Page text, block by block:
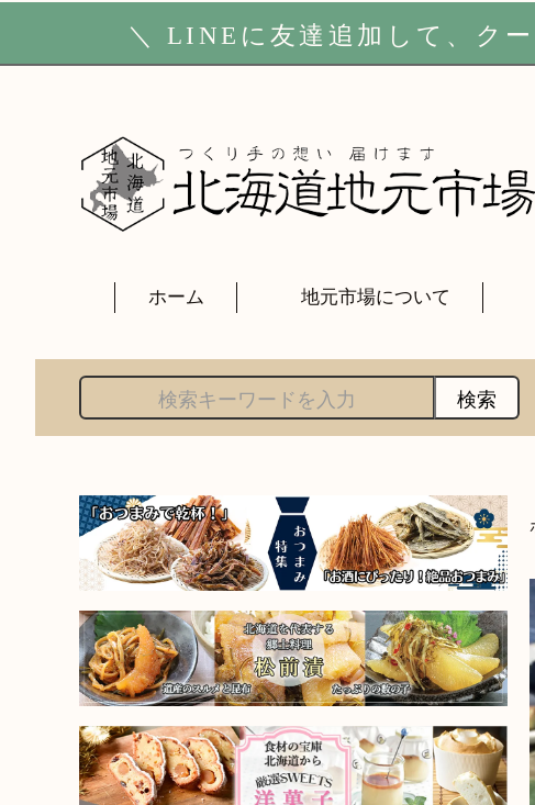
＼ LINE に友達追加して、ク
ホーム 地元市場について